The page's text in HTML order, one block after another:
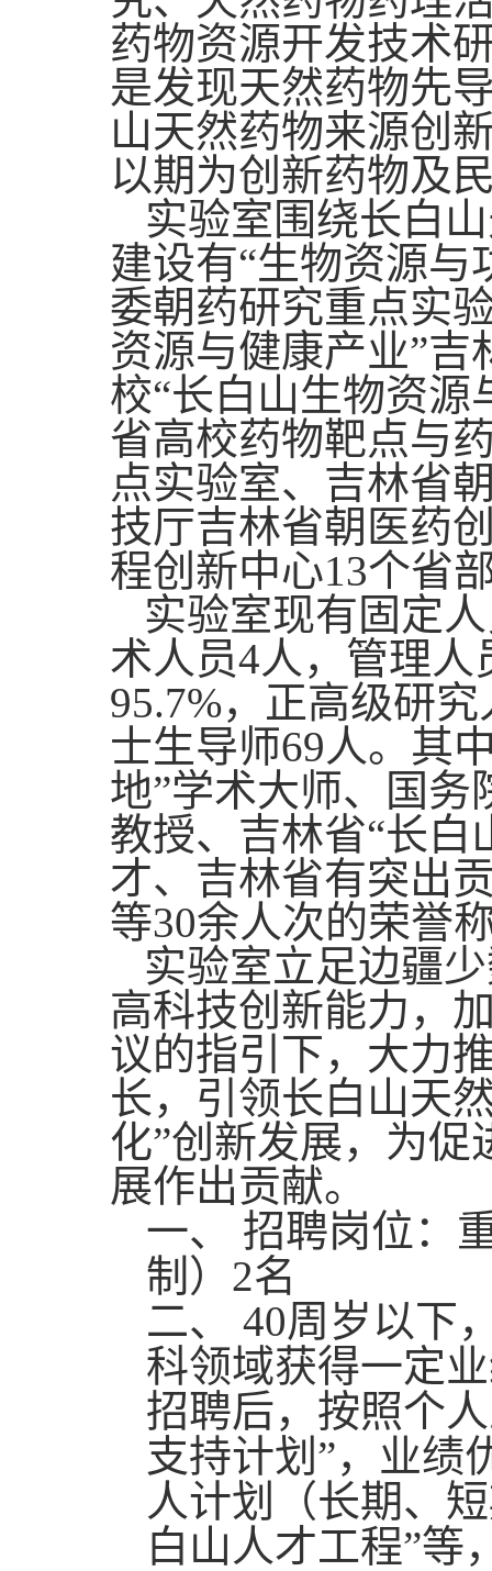
药物资源开发技术
是发现天然药物先
山天然药物来源创
以期为创新药物及
实验室围绕长白
建设有“生物资源与
委朝药研究重点实
资源与健康产业”吉
校“长白山生物资源
省高校药物靶点与
点实验室、吉林省
技厅吉林省朝医药
程创新中心13个省
实验室现有固定
术人员4人，管理人
95.7%，正高级研
士生导师69人。其
地”学术大师、国
教授、吉林省“长白
才、吉林省有突出
等30余人次的荣誉
实验室立足边疆
高科技创新能力，
议的指引下，大力
长，引领长白山天
化”创新发展，为
展作出贡献。
一、 招聘岗位 ：
制） 2名
二、 40周岁以下
科领域获得一定
招聘后， 按照个
支持计划”，业绩
人计划（长期、
白山人才工程”等